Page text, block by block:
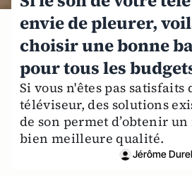
envie de pleurer,
choisir une bonne
pour tous les
Si vous n'êtes pas satisfaits
téléviseur, des solutions
de son permet d’obtenir
bien meilleure qualité.
Jérôme Durel